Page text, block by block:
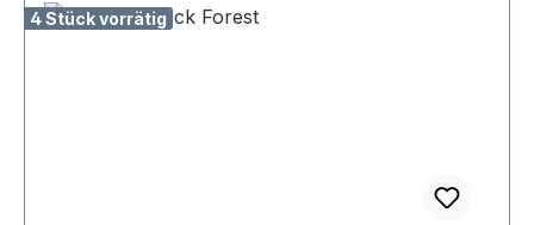
4 Stück vorrätig